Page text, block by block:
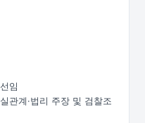
임
관계·법리 주장 및 검찰조